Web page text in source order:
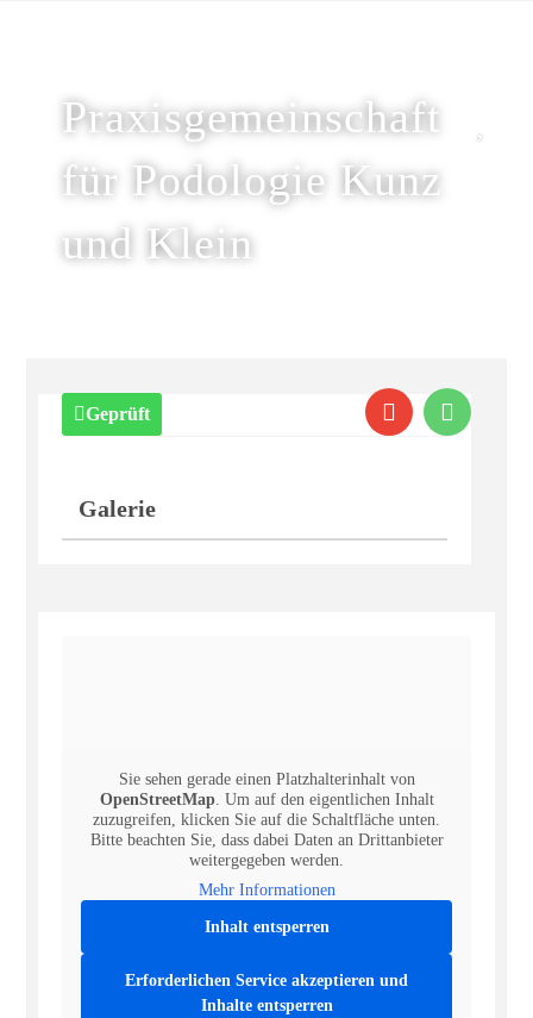
Praxisgemeinschaft
für Podologie Kunz
und Klein
Geprüft
Galerie
Sie sehen gerade einen Platzhalterinhalt von
OpenStreetMap. Um auf den eigentlichen Inhalt
zuzugreifen, klicken Sie auf die Schaltfläche unten.
Bitte beachten Sie, dass dabei Daten an Drittanbieter
weitergegeben werden.
Mehr Informationen
Inhalt entsperren
Erforderlichen Service akzeptieren und
Inhalte entsperren